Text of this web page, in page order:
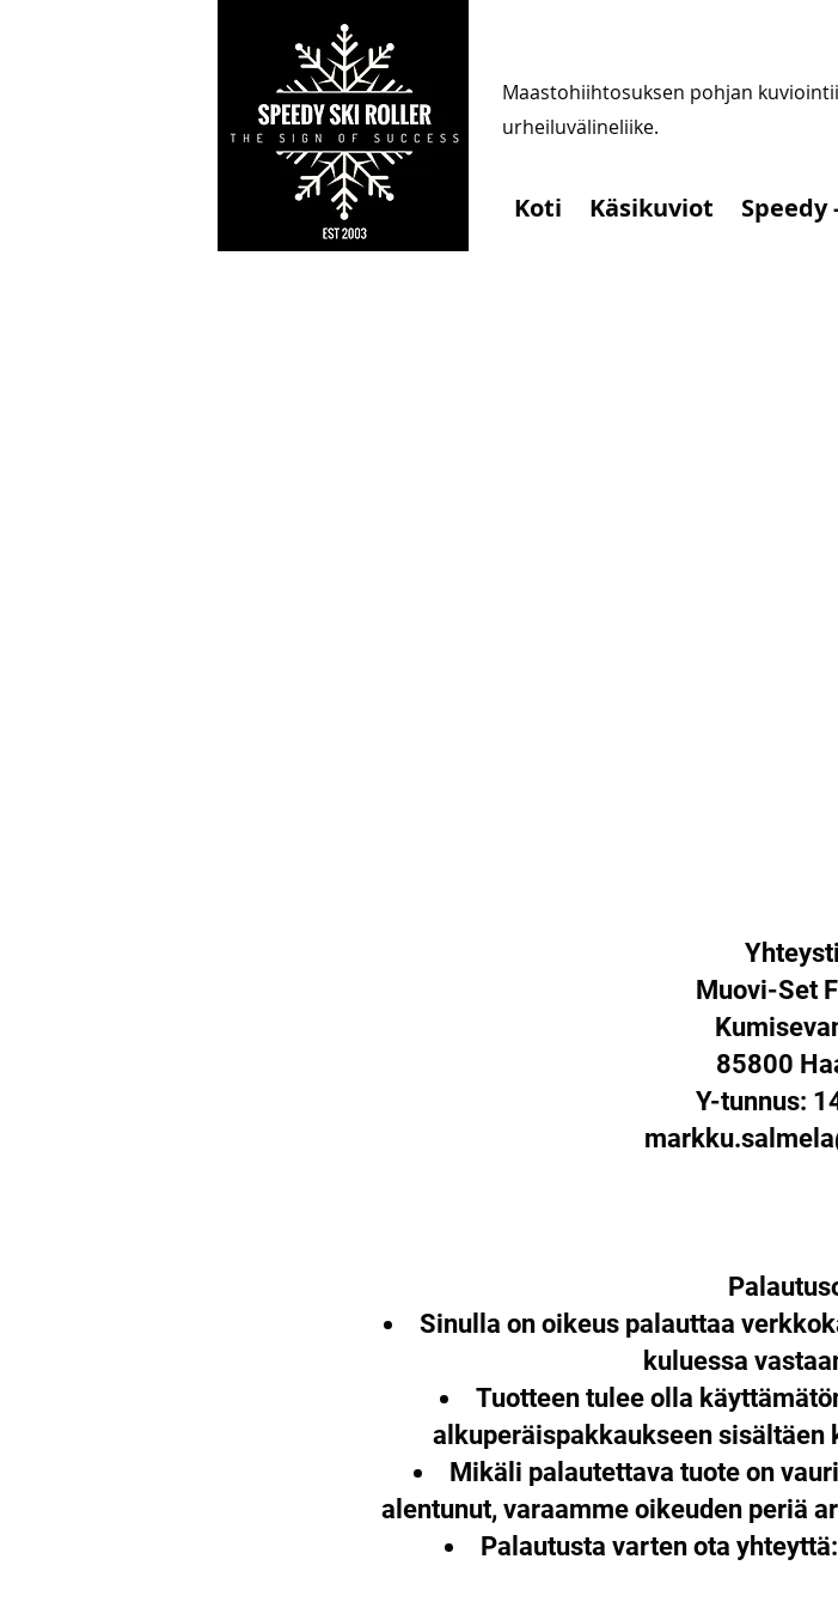
Maastohiihtosuksen pohjan
urheiluvälineliike.
Koti Käsikuviot
Muovi-Set
85800
Y-tunnus:
Sinulla on oikeus palauttaa
kuluessa
Tuotteen tulee olla
alkuperäispakkaukseen
Mikäli palautettava tuote on
alentunut, varaamme oikeuden periä
Palautusta varten ota yhteyttä: